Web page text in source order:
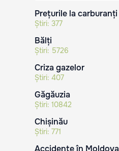
Prețurile la carburanți
Știri: 377
Bălți
Știri: 5726
Criza gazelor
Știri: 407
Găgăuzia
Știri: 10842
Chișinău
Știri: 771
Accidente în Moldova